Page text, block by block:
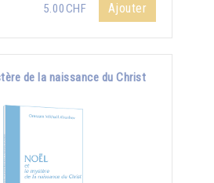
5.00CHF Ajouter
de la naissance du Christ